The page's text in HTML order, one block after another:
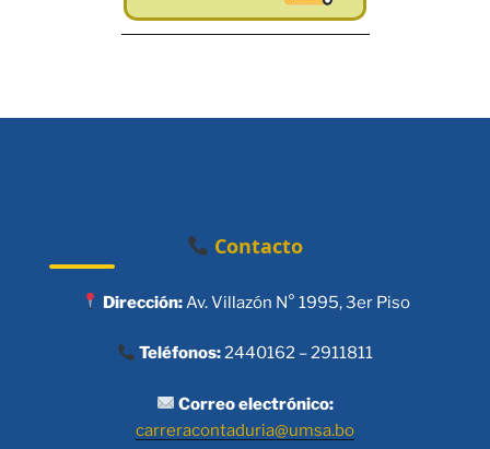
Contacto
Dirección:Av. Villazón N° 1995, 3er Piso
Teléfonos:2440162 – 2911811
Correo electrónico:
carreracontaduria@umsa.bo